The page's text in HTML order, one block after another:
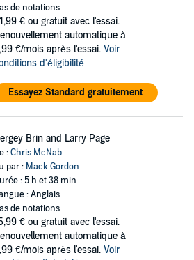
de notations
€ ou gratuit avec l'essai.
automatique à
€/mois après l'essai. Voir
d'éligibilité
Essayez Standard gratuitement
Brin and Larry Page
:Chris McNab
par : Mack Gordon
: 5 h et 38 min
: Anglais
de notations
€ ou gratuit avec l'essai.
automatique à
€/mois après l'essai. Voir